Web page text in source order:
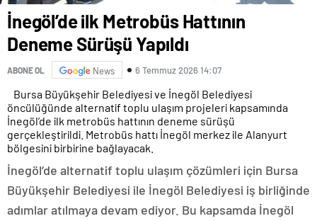
İnegöl’de ilk Metrobüs Hattının
Deneme Sürüşü Yapıldı
ABONE OL News 6 Temmuz 2026 14:07
Bursa Büyükşehir Belediyesi ve İnegöl Belediyesi
öncülüğünde alternatif toplu ulaşım projeleri kapsamında
İnegöl’de ilk metrobüs hattının deneme sürüşü
gerçekleştirildi. Metrobüs hattı İnegöl merkez ile Alanyurt
bölgesini birbirine bağlayacak.
İnegöl’de alternatif toplu ulaşım çözümleri için Bursa
Büyükşehir Belediyesi ile İnegöl Belediyesi iş birliğinde
adımlar atılmaya devam ediyor. Bu kapsamda İnegöl